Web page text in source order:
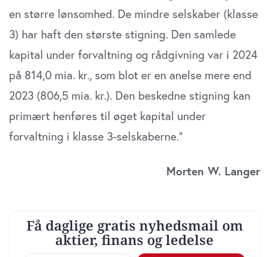
anvende vores hjemmeside.
en større lønsomhed. De mindre selskaber (klasse
3) har haft den største stigning. Den samlede
kapital under forvaltning og rådgivning var i 2024
på 814,0 mia. kr., som blot er en anelse mere end
2023 (806,5 mia. kr.). Den beskedne stigning kan
primært henføres til øget kapital under
forvaltning i klasse 3-selskaberne.”
Morten W. Langer